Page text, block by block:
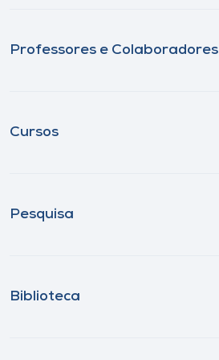
Professores e Colaboradores
Cursos
Pesquisa
Biblioteca